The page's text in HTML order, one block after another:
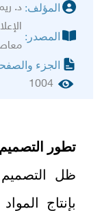
المؤلف: د.
المصدر:
الجزء
1004
تطور
ظل التصميم
بإنتاج